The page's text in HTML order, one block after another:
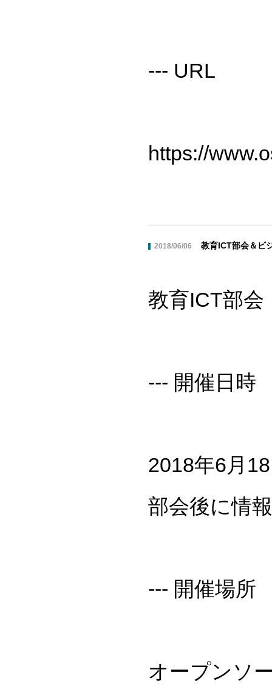
--- URL
https://
2018/06/06 教育ICT部会＆ビ
教育ICT部
--- 開催日時
2018年6月
部会後に情
--- 開催場所
オープンソ